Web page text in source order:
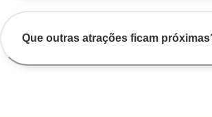
Que outras atrações ficam